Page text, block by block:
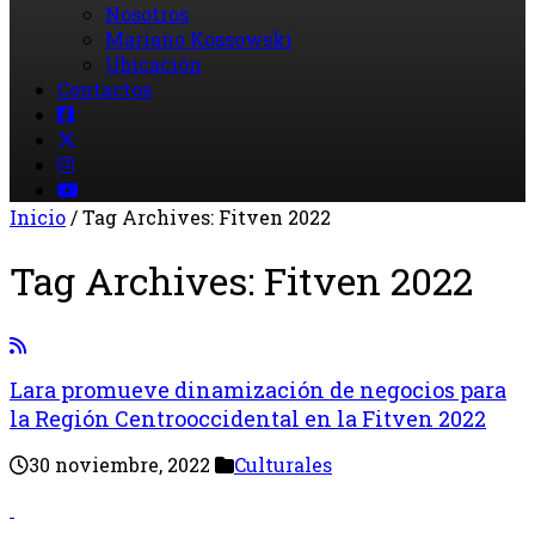
Nosotros
Mariano Kossowski
Ubicación
Contactos
Inicio/Tag Archives: Fitven 2022
Tag Archives: Fitven 2022
Lara promueve dinamización de negocios para
la Región Centrooccidental en la Fitven 2022
30 noviembre, 2022 Culturales